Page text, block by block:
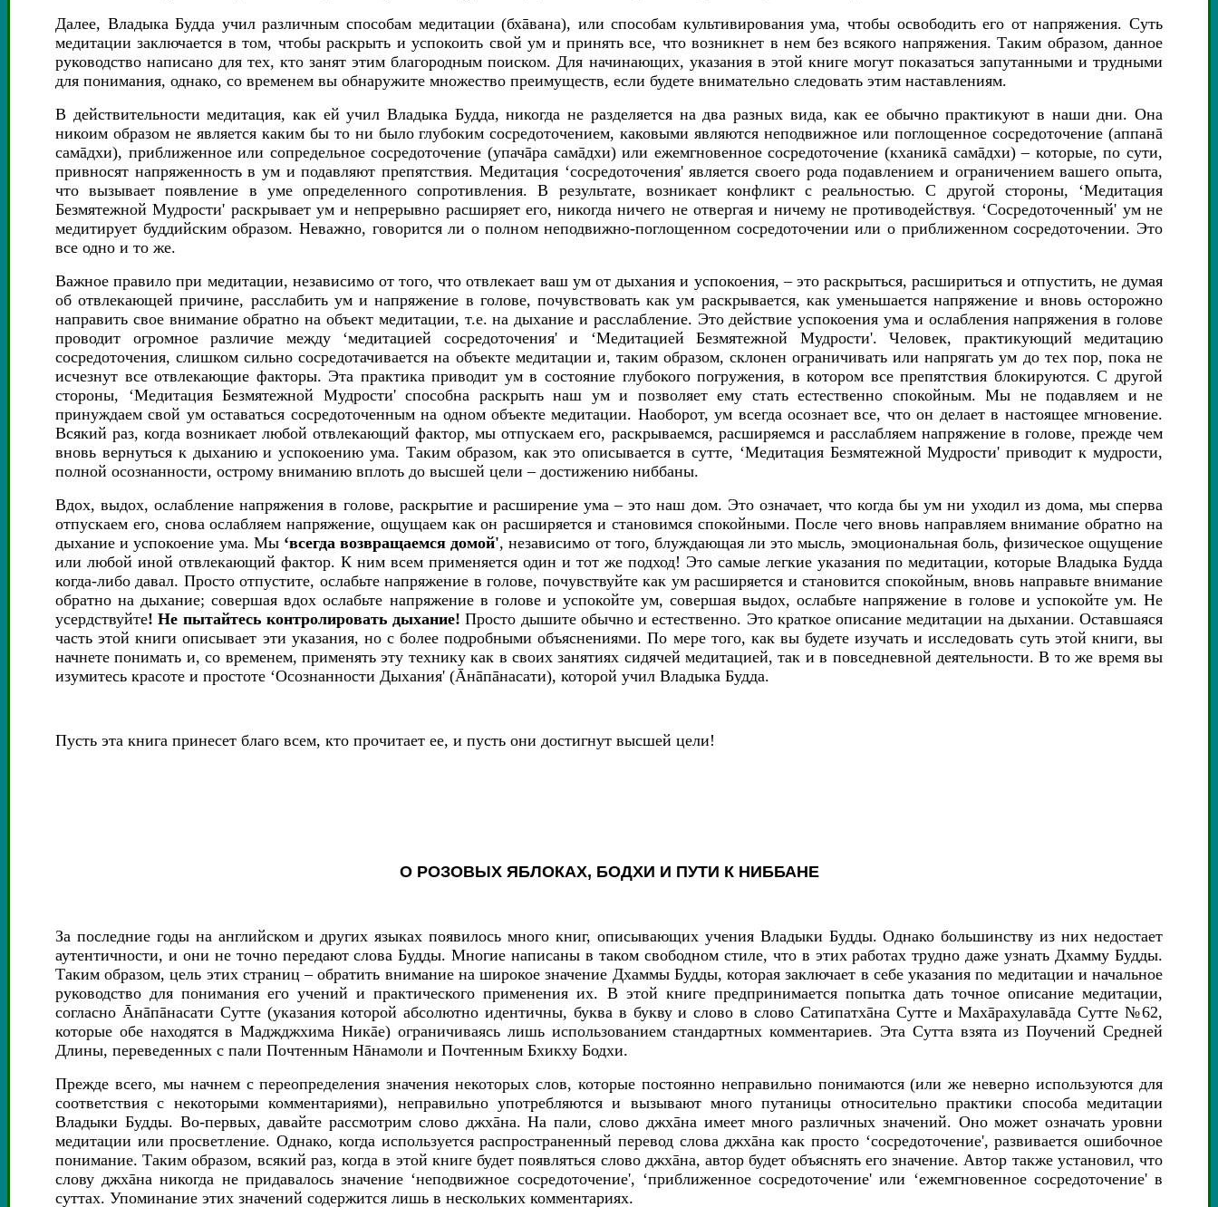
Далее, Владыка Будда учил различным способам медитации (бхāвана), или способам культивирования ума, чтобы освободить его от напряжения. Суть
медитации заключается в том, чтобы раскрыть и успокоить свой ум и принять все, что возникнет в нем без всякого напряжения. Таким образом, данное
руководство написано для тех, кто занят этим благородным поиском. Для начинающих, указания в этой книге могут показаться запутанными и трудными
для понимания, однако, со временем вы обнаружите множество преимуществ, если будете внимательно следовать этим наставлениям.
В действительности медитация, как ей учил Владыка Будда, никогда не разделяется на два разных вида, как ее обычно практикуют в наши дни. Она
никоим образом не является каким бы то ни было глубоким сосредоточением, каковыми являются неподвижное или поглощенное сосредоточение (аппанā
самāдхи), приближенное или сопредельное сосредоточение (упачāра самāдхи) или ежемгновенное сосредоточение (кханикā самāдхи) – которые, по сути,
привносят напряженность в ум и подавляют препятствия. Медитация ‘сосредоточения' является своего рода подавлением и ограничением вашего опыта,
что вызывает появление в уме определенного сопротивления. В результате, возникает конфликт с реальностью. С другой стороны, ‘Медитация
Безмятежной Мудрости' раскрывает ум и непрерывно расширяет его, никогда ничего не отвергая и ничему не противодействуя. ‘Сосредоточенный' ум не
медитирует буддийским образом. Неважно, говорится ли о полном неподвижно-поглощенном сосредоточении или о приближенном сосредоточении. Это
все одно и то же.
Важное правило при медитации, независимо от того, что отвлекает ваш ум от дыхания и успокоения, – это раскрыться, расшириться и отпустить, не думая
об отвлекающей причине, расслабить ум и напряжение в голове, почувствовать как ум раскрывается, как уменьшается напряжение и вновь осторожно
направить свое внимание обратно на объект медитации, т.е. на дыхание и расслабление. Это действие успокоения ума и ослабления напряжения в голове
проводит огромное различие между ‘медитацией сосредоточения' и ‘Медитацией Безмятежной Мудрости'. Человек, практикующий медитацию
сосредоточения, слишком сильно сосредотачивается на объекте медитации и, таким образом, склонен ограничивать или напрягать ум до тех пор, пока не
исчезнут все отвлекающие факторы. Эта практика приводит ум в состояние глубокого погружения, в котором все препятствия блокируются. С другой
стороны, ‘Медитация Безмятежной Мудрости' способна раскрыть наш ум и позволяет ему стать естественно спокойным. Мы не подавляем и не
принуждаем свой ум оставаться сосредоточенным на одном объекте медитации. Наоборот, ум всегда осознает все, что он делает в настоящее мгновение.
Всякий раз, когда возникает любой отвлекающий фактор, мы отпускаем его, раскрываемся, расширяемся и расслабляем напряжение в голове, прежде чем
вновь вернуться к дыханию и успокоению ума. Таким образом, как это описывается в сутте, ‘Медитация Безмятежной Мудрости' приводит к мудрости,
полной осознанности, острому вниманию вплоть до высшей цели – достижению ниббаны.
Вдох, выдох, ослабление напряжения в голове, раскрытие и расширение ума – это наш дом. Это означает, что когда бы ум ни уходил из дома, мы сперва
отпускаем его, снова ослабляем напряжение, ощущаем как он расширяется и становимся спокойными. После чего вновь направляем внимание обратно на
дыхание и успокоение ума. Мы ‘всегда возвращаемся домой',независимо от того, блуждающая ли это мысль, эмоциональная боль, физическое ощущение
или любой иной отвлекающий фактор. К ним всем применяется один и тот же подход! Это самые легкие указания по медитации, которые Владыка Будда
когда-либо давал. Просто отпустите, ослабьте напряжение в голове, почувствуйте как ум расширяется и становится спокойным, вновь направьте внимание
обратно на дыхание; совершая вдох ослабьте напряжение в голове и успокойте ум, совершая выдох, ослабьте напряжение в голове и успокойте ум. Не
усердствуйте!Не пытайтесь контролировать дыхание! Просто дышите обычно и естественно. Это краткое описание медитации на дыхании. Оставшаяся
часть этой книги описывает эти указания, но с более подробными объяснениями. По мере того, как вы будете изучать и исследовать суть этой книги, вы
начнете понимать и, со временем, применять эту технику как в своих занятиях сидячей медитацией, так и в повседневной деятельности. В то же время вы
изумитесь красоте и простоте ‘Осознанности Дыхания' (Āнāпāнасати), которой учил Владыка Будда.
Пусть эта книга принесет благо всем, кто прочитает ее, и пусть они достигнут высшей цели!
О РОЗОВЫХ ЯБЛОКАХ, БОДХИ И ПУТИ К НИББАНЕ
За последние годы на английском и других языках появилось много книг, описывающих учения Владыки Будды. Однако большинству из них недостает
аутентичности, и они не точно передают слова Будды. Многие написаны в таком свободном стиле, что в этих работах трудно даже узнать Дхамму Будды.
Таким образом, цель этих страниц – обратить внимание на широкое значение Дхаммы Будды, которая заключает в себе указания по медитации и начальное
руководство для понимания его учений и практического применения их. В этой книге предпринимается попытка дать точное описание медитации,
согласно Āнāпāнасати Сутте (указания которой абсолютно идентичны, буква в букву и слово в слово Сатипатхāна Сутте и Махāрахулавāда Сутте №62,
которые обе находятся в Маджджхима Никāе) ограничиваясь лишь использованием стандартных комментариев. Эта Сутта взята из Поучений Средней
Длины, переведенных с пали Почтенным Нāнамоли и Почтенным Бхикху Бодхи.
Прежде всего, мы начнем с переопределения значения некоторых слов, которые постоянно неправильно понимаются (или же неверно используются для
соответствия с некоторыми комментариями), неправильно употребляются и вызывают много путаницы относительно практики способа медитации
Владыки Будды. Во-первых, давайте рассмотрим слово джхāна. На пали, слово джхāна имеет много различных значений. Оно может означать уровни
медитации или просветление. Однако, когда используется распространенный перевод слова джхāна как просто ‘сосредоточение', развивается ошибочное
понимание. Таким образом, всякий раз, когда в этой книге будет появляться слово джхāна, автор будет объяснять его значение. Автор также установил, что
слову джхāна никогда не придавалось значение ‘неподвижное сосредоточение', ‘приближенное сосредоточение' или ‘ежемгновенное сосредоточение' в
суттах. Упоминание этих значений содержится лишь в нескольких комментариях.